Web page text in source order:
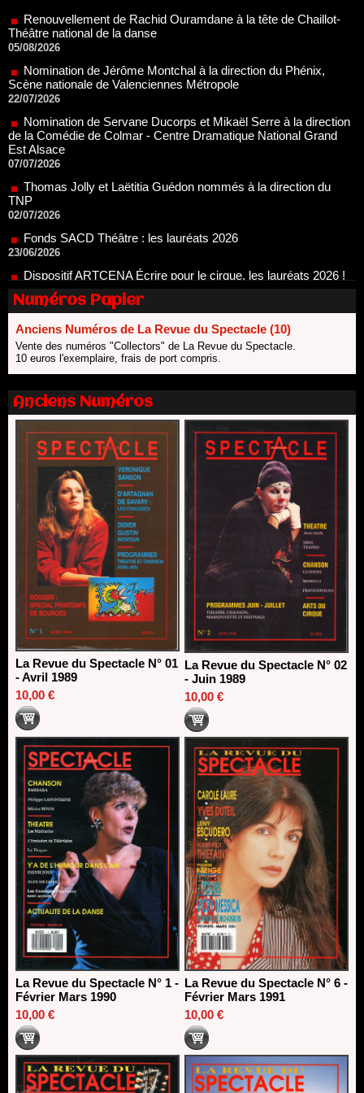
Nomination de Jérôme Montchal à la direction du Phénix,
Scène nationale de Valenciennes Métropole
22/07/2026
Nomination de Servane Ducorps et Mikaël Serre à la direction
de la Comédie de Colmar - Centre Dramatique National Grand
Est Alsace
07/07/2026
Thomas Jolly et Laëtitia Guédon nommés à la direction du
TNP
02/07/2026
Fonds SACD Théâtre : les lauréats 2026
23/06/2026
Dispositif ARTCENA Écrire pour le cirque, les lauréats 2026 !
20/06/2026
Le palmarès des prix SACD 2026
18/06/2026
Les 10 lauréats du Fonds Grandes Formes Théâtre 2026
13/06/2026
Nomination de Nathalie Garraud et Olivier Saccomano à la
direction du Théâtre de Gennevilliers - CDN
Dispositif SACD Auteurs d'espaces : les lauréats 2026
18/03/2026
Numéros Papier
Anciens Numéros de La Revue du Spectacle (10)
Vente des numéros "Collectors" de La Revue du Spectacle.
10 euros l'exemplaire, frais de port compris.
Anciens Numéros
La Revue du Spectacle N° 01
- Avril 1989
10,00 €
La Revue du Spectacle N° 02
- Juin 1989
10,00 €
La Revue du Spectacle N° 1 -
Février Mars 1990
10,00 €
La Revue du Spectacle N° 6 -
Février Mars 1991
10,00 €